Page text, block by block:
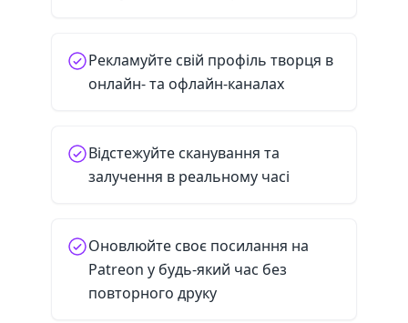
Рекламуйте свій профіль творця в
онлайн- та офлайн-каналах
Відстежуйте сканування та
залучення в реальному часі
Оновлюйте своє посилання на
Patreon у будь-який час без
повторного друку